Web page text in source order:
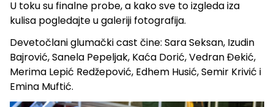
U toku su finalne probe, a kako sve to izgleda iza
kulisa pogledajte u galeriji fotografija.
Devetočlani glumački cast čine: Sara Seksan, Izudin
Bajrović, Sanela Pepeljak, Kaća Dorić, Vedran Đekić,
Merima Lepić Redžepović, Edhem Husić, Semir Krivić i
Emina Muftić.